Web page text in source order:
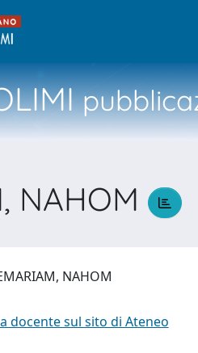
NAHOM
NAHOM
docente sul sito di Ateneo